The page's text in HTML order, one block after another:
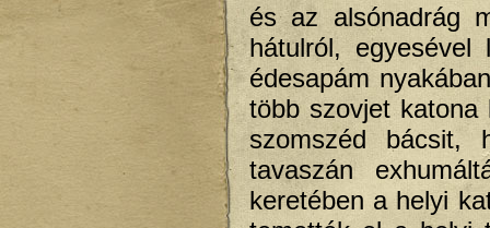
és az alsónadrág
hátulról,
édesapám
több szovjet katona
szomszéd
tavaszán
keretében a helyi